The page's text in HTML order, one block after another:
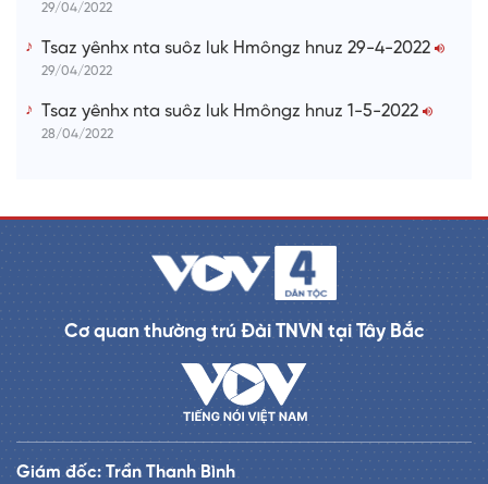
29/04/2022
Tsaz yênhx nta suôz luk Hmôngz hnuz 29-4-2022
29/04/2022
Tsaz yênhx nta suôz luk Hmôngz hnuz 1-5-2022
28/04/2022
Cơ quan thường trú Đài TNVN tại Tây Bắc
Giám đốc: Trần Thanh Bình